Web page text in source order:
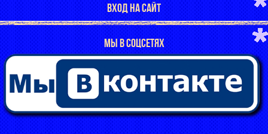
ВХОД НА САЙТ
МЫ В СОЦСЕТЯХ